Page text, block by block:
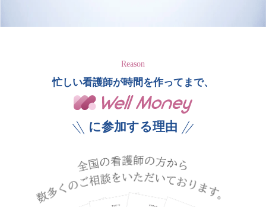
Reason
忙しい看護師が時間を作ってまで、
に参加する理由